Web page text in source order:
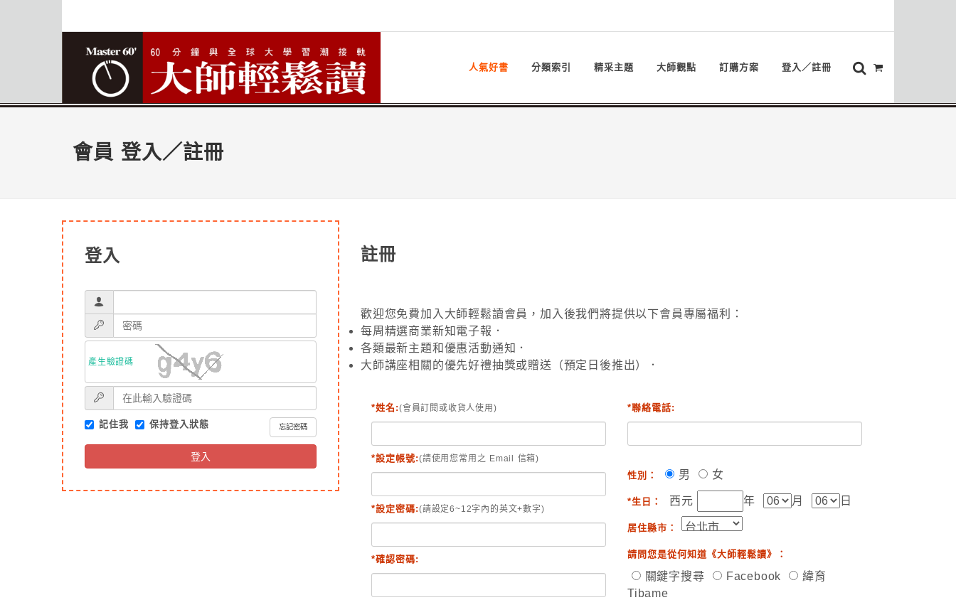
人氣好書 分類索引 精采主題 大師觀點 訂購方案 登入／註冊
會員 登入／註冊
登入
產生驗證碼
記住我 保持登入狀態 忘記密碼
登入
註冊
歡迎您免費加入大師輕鬆讀會員，加入後我們將提供以下會員專屬福利：
每周精選商業新知電子報．
各類最新主題和優惠活動通知．
大師講座相關的優先好禮抽獎或贈送（預定日後推出）．
*姓名:(會員訂閱或收貨人使用)
*設定帳號:(請使用您常用之 Email 信箱)
*設定密碼:(請設定6~12字內的英文+數字)
*確認密碼:
*聯絡電話:
性別： 男 女
*生日： 西元 年 月 日
居住縣市：
請問您是從何知道《大師輕鬆讀》：
關鍵字搜尋 Facebook
緯育
Tibame